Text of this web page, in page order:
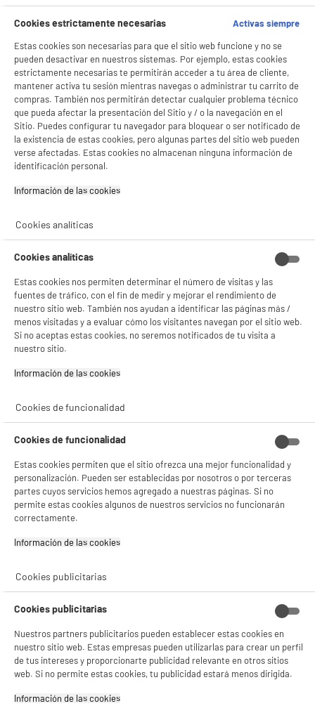
★★★★★
★★★★★
3.6/5(8)
compare_product
Nivel sonoro (dB) : 47
279€98
Pago aplazos
BY ELECTRODEPOT
B
G
3.9/5(14 )
compare_product
Clase B 40dB
Nivel sonoro (dB) : 40
Pago aplazos
A
G
★★★★★
★★★★★
4.6/5(11)
compare_product
Lavavajillas Integrable 16 servicios, clase A,
Lavado optimizado con Jetwash, VALBERG
Número de Servicios : 16
automática al finalizar el programa)
Nivel sonoro (dB) : 43
479€96
D
G
Lavavajillas Integrable 60 cm TEKA DFI 46740 14
Cubiertos, 3ª Bandeja, Clase D, 6 programas,
44 dB
Apertura de la puerta : Autodoor (apertura
estadísticas anónimas basadas en tu navegación. Puedes oponerte a su uso
¡Buena visita!
Gestionar cookies
✔ ACEPTAR TODAS
Cookies estrictamente necesarias
Activas siempre
Estas cookies son necesarias para que el sitio web funcione y no se
pueden desactivar en nuestros sistemas. Por ejemplo, estas cookies
estrictamente necesarias te permitirán acceder a tu área de cliente,
mantener activa tu sesión mientras navegas o administrar tu carrito de
compras. También nos permitirán detectar cualquier problema técnico
que pueda afectar la presentación del Sitio y / o la navegación en el
Sitio. Puedes configurar tu navegador para bloquear o ser notificado de
la existencia de estas cookies, pero algunas partes del sitio web pueden
verse afectadas. Estas cookies no almacenan ninguna información de
identificación personal.
Información de las cookies‎
Cookies analíticas
Cookies analíticas
Estas cookies nos permiten determinar el número de visitas y las
fuentes de tráfico, con el fin de medir y mejorar el rendimiento de
nuestro sitio web. También nos ayudan a identificar las páginas más /
menos visitadas y a evaluar cómo los visitantes navegan por el sitio web.
Si no aceptas estas cookies, no seremos notificados de tu visita a
nuestro sitio.
Información de las cookies‎
Cookies de funcionalidad
Cookies de funcionalidad
Estas cookies permiten que el sitio ofrezca una mejor funcionalidad y
personalización. Pueden ser establecidas por nosotros o por terceras
partes cuyos servicios hemos agregado a nuestras páginas. Si no
permite estas cookies algunos de nuestros servicios no funcionarán
correctamente.
Información de las cookies‎
Cookies publicitarias
Cookies publicitarias
Nuestros partners publicitarios pueden establecer estas cookies en
nuestro sitio web. Estas empresas pueden utilizarlas para crear un perfil
de tus intereses y proporcionarte publicidad relevante en otros sitios
web. Si no permite estas cookies, tu publicidad estará menos dirigida.
Información de las cookies‎